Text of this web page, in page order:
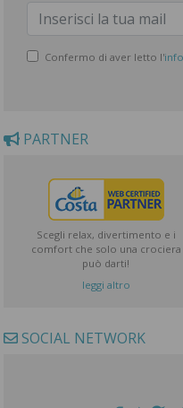
Confermo di aver letto l'
PARTNER
Scegli relax, divertimento e i
comfort che solo una crociera
può darti!
leggi altro
SOCIAL NETWORK